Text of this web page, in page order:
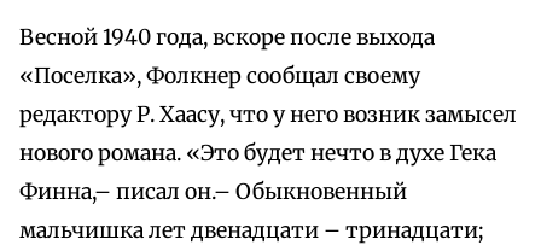
Весной 1940 года, вскоре после выхода
«Поселка», Фолкнер сообщал своему
редактору Р. Хаасу, что у него возник замысел
нового романа. «Это будет нечто в духе Гека
Финна,– писал он.– Обыкновенный
мальчишка лет двенадцати – тринадцати;